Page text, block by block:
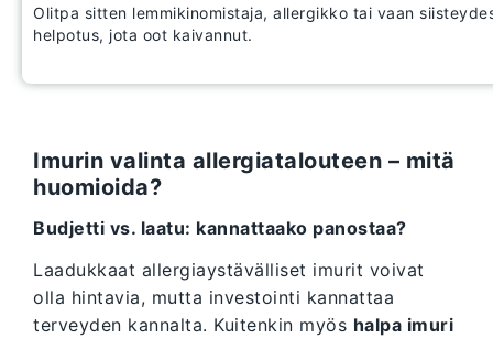
Olitpa sitten lemmikinomistaja, allergikko tai vaan
helpotus, jota oot kaivannut.
Imurin valinta allergiatalouteen – mitä
huomioida?
Budjetti vs. laatu: kannattaako panostaa?
Laadukkaat allergiaystävälliset imurit voivat
olla hintavia, mutta investointi kannattaa
terveyden kannalta. Kuitenkin myös halpa imuri